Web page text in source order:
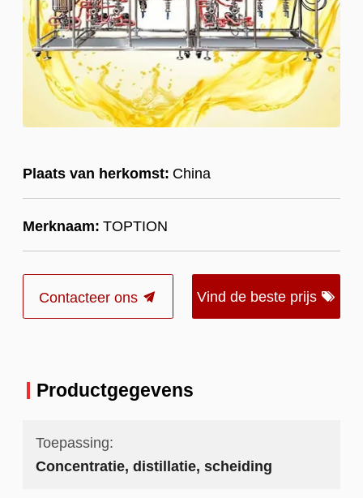
Plaats van herkomst: China
Merknaam: TOPTION
Contacteer ons Vind de beste prijs
Productgegevens
Toepassing:
Concentratie, distillatie, scheiding